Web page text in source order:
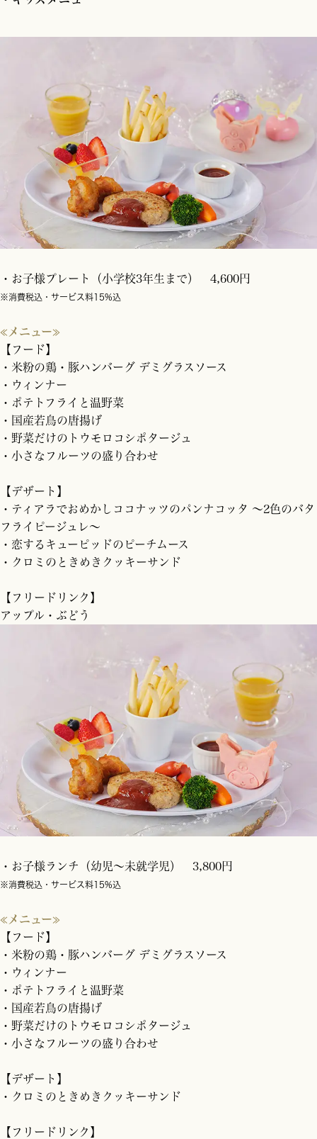
・お子様プレート（小学校3年生まで） 4,600円
※消費税込・サービス料15%込
≪メニュー≫
【フード】
・米粉の鶏・豚ハンバーグ デミグラスソース
・ウィンナー
・ポテトフライと温野菜
・国産若鳥の唐揚げ
・野菜だけのトウモロコシポタージュ
・小さなフルーツの盛り合わせ
【デザート】
・ティアラでおめかしココナッツのパンナコッタ 〜2色のバタ
フライピージュレ〜
・恋するキューピッドのピーチムース
・クロミのときめきクッキーサンド
【フリードリンク】
アップル・ぶどう
・お子様ランチ（幼児～未就学児） 3,800円
※消費税込・サービス料15%込
≪メニュー≫
【フード】
・米粉の鶏・豚ハンバーグ デミグラスソース
・ウィンナー
・ポテトフライと温野菜
・国産若鳥の唐揚げ
・野菜だけのトウモロコシポタージュ
・小さなフルーツの盛り合わせ
【デザート】
・クロミのときめきクッキーサンド
【フリードリンク】